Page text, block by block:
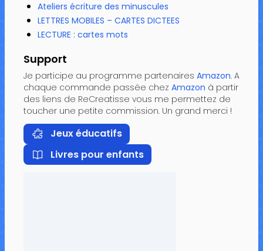
Ateliers écriture des minuscules
LETTRES MOBILES – CARTES DICTEES
LECTURE : cartes mots
Support
Je participe au programme partenaires Amazon. A
chaque commande passée chez Amazon à partir
des liens de ReCreatisse vous me permettez de
toucher une petite commission. Un grand merci !
Jeux éducatifs
Livres pour enfants